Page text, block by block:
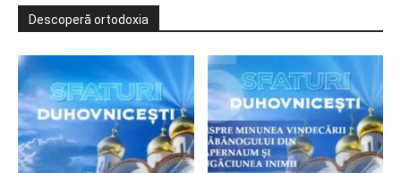
Descoperă ortodoxia